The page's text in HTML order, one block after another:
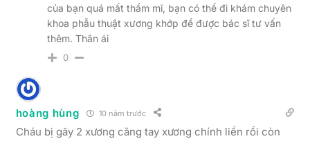
của bạn quá mất thẩm mĩ, bạn có thể đi khám chuyên
khoa phẫu thuật xương khớp để được bác sĩ tư vấn
thêm. Thân ái
0
hoàng hùng 10 năm trước
Cháu bị gãy 2 xương căng tay xương chính liền rồi còn